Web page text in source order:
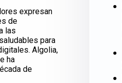
expresan
de
las
para
Algolia,
ha
de